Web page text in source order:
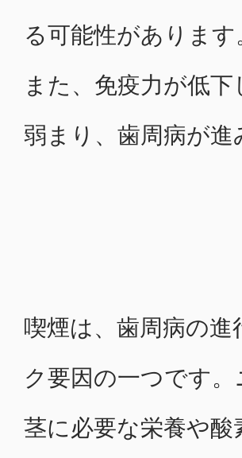
る可能性があります
また、免疫力が低
弱まり、歯周病が
喫煙は、歯周病の
ク要因の一つです
茎に必要な栄養や